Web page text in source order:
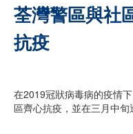
荃灣警區與社
抗疫
在2019冠狀病毒病的疫情
區齊心抗疫，並在三月中旬